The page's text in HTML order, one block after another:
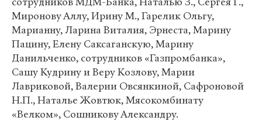
Миронову Аллу, Ирину М., Гарелик Ольгу,
Марианну, Ларина Виталия, Эрнеста, Марину
Пацину, Елену Саксаганскую, Марину
Данильченко, сотрудников «Газпромбанка»,
Сашу Кудрину и Веру Козлову, Марии
Лавриковой, Валерии Овсянкиной, Сафроновой
Н.П., Наталье Жовтюк, Мясокомбинату
«Велком», Сошникову Александру.